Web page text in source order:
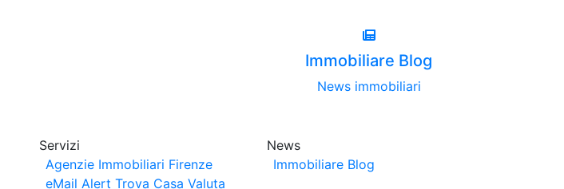
Immobiliare Blog
News immobiliari
Servizi
Agenzie Immobiliari Firenze
eMail Alert Trova Casa Valuta
News
Immobiliare Blog